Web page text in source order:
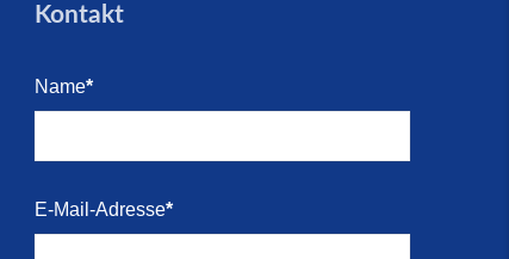
Kontakt
Name*
E-Mail-Adresse*